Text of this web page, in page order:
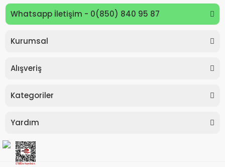
Whatsapp İletişim - 0(850) 840 95 87
Kurumsal
Alışveriş
Kategoriler
Yardım